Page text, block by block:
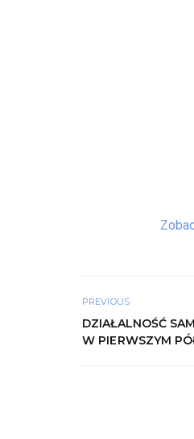
PREVIOUS
DZIAŁALNOŚĆ
W PIERWSZYM